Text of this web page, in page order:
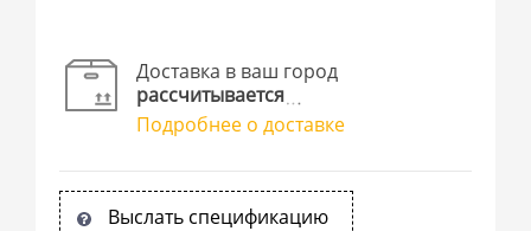
Доставка в ваш город
рассчитывается
Подробнее о доставке
Выслать спецификацию